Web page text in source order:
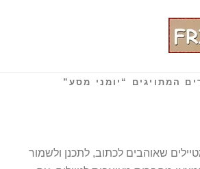
המתויגים “יומני מסע”
שאוהבים לכתוב, לתכנן ולשמור